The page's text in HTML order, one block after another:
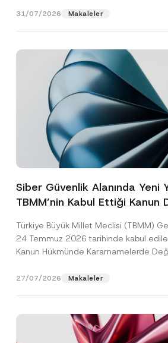
31/07/2026 Makaleler
Siber Güvenlik Alanında Yeni
TBMM’nin Kabul Ettiği Kanun
Türkiye Büyük Millet Meclisi (TBMM)
24 Temmuz 2026 tarihinde kabul
Kanun Hükmünde Kararnamelerde
27/07/2026 Makaleler